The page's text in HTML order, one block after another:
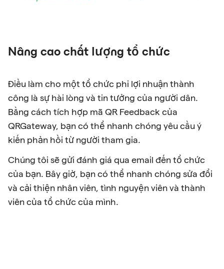
Nâng cao chất lượng tổ chức
Điều làm cho một tổ chức phi lợi nhuận thành
công là sự hài lòng và tin tưởng của người dân.
Bằng cách tích hợp mã QR Feedback của
QRGateway, bạn có thể nhanh chóng yêu cầu ý
kiến phản hồi từ người tham gia.
Chúng tôi sẽ gửi đánh giá qua email đến tổ chức
của bạn. Bây giờ, bạn có thể nhanh chóng sửa đổi
và cải thiện nhân viên, tình nguyện viên và thành
viên của tổ chức của mình.